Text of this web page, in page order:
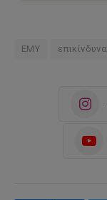
ΕΜΥ επικίνδυνα